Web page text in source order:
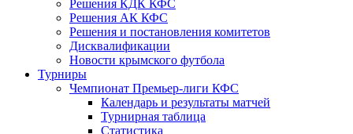
Решения КДК КФС
Решения АК КФС
Решения и постановления комитетов
Дисквалификации
Новости крымского футбола
Турниры
Чемпионат Премьер-лиги КФС
Календарь и результаты матчей
Турнирная таблица
Статистика